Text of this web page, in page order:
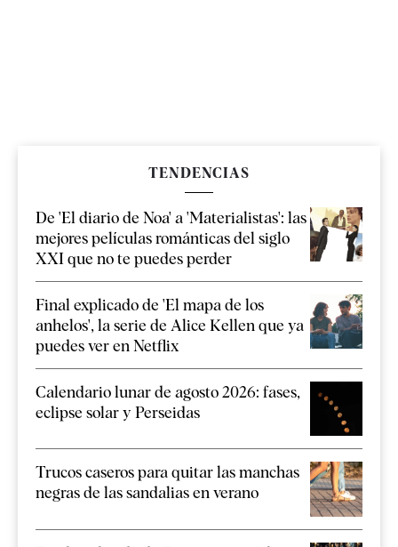
TENDENCIAS
De 'El diario de Noa' a 'Materialistas': las
mejores películas románticas del siglo
XXI que no te puedes perder
Final explicado de 'El mapa de los
anhelos', la serie de Alice Kellen que ya
puedes ver en Netflix
Calendario lunar de agosto 2026: fases,
eclipse solar y Perseidas
Trucos caseros para quitar las manchas
negras de las sandalias en verano